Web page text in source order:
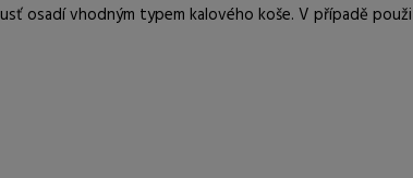
osadí vhodným typem kalového koše. V případě